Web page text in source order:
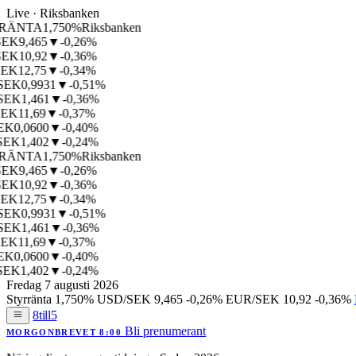
Live · Riksbanken
1,750%Riksbanken
9,465▼-0,26%
10,92▼-0,36%
12,75▼-0,34%
0,9931▼-0,51%
1,461▼-0,36%
11,69▼-0,37%
0,0600▼-0,40%
1,402▼-0,24%
1,750%Riksbanken
9,465▼-0,26%
10,92▼-0,36%
12,75▼-0,34%
0,9931▼-0,51%
1,461▼-0,36%
11,69▼-0,37%
0,0600▼-0,40%
1,402▼-0,24%
Fredag 7 augusti 2026
Styrränta 1,750% USD/SEK 9,465 -0,26% EUR/SEK 10,92 -0,36%
8till5
MORGONBREVET 8:00 Bli prenumerant